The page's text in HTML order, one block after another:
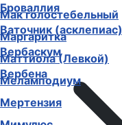
Броваллия
Ваточник (асклепиас)
Вербаскум
Вербена
Мак голостебельный
Маргаритка
Маттиола (Левкой)
Меламподиум
Мертензия